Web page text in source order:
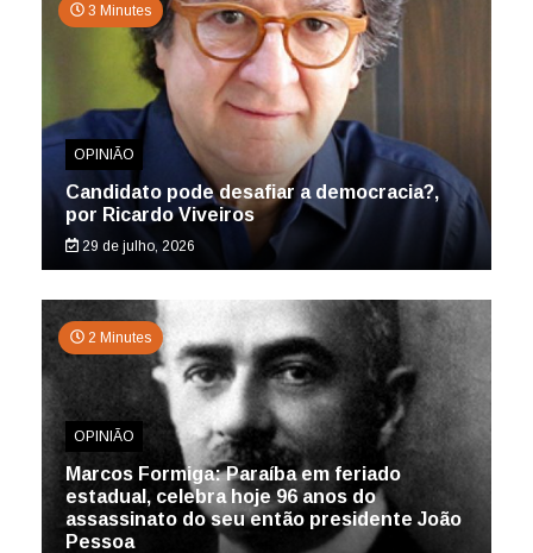
3 Minutes
OPINIÃO
Candidato pode desafiar a democracia?,
por Ricardo Viveiros
29 de julho, 2026
2 Minutes
OPINIÃO
Marcos Formiga: Paraíba em feriado
estadual, celebra hoje 96 anos do
assassinato do seu então presidente João
Pessoa